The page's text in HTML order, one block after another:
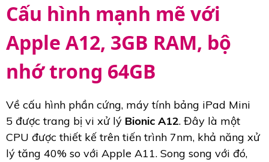
Cấu hình mạnh mẽ với
Apple A12, 3GB RAM, bộ
nhớ trong 64GB
Về cấu hình phần cứng, máy tính bảng iPad Mini
5 được trang bị vi xử lý Bionic A12. Đây là một
CPU được thiết kế trên tiến trình 7nm, khả năng xử
lý tăng 40% so với Apple A11. Song song với đó,